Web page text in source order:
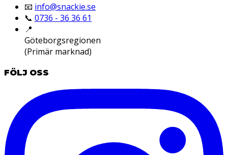
📧 info@snackie.se
📞 0736 - 36 36 61
📍
Göteborgsregionen
(Primär marknad)
FÖLJ OSS